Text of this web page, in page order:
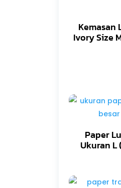
Kemasan
Ivory Size
Paper
Ukuran L